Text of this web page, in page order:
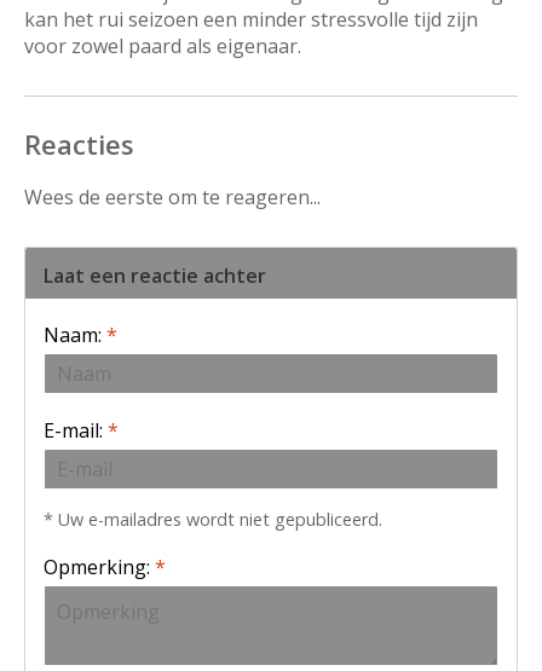
kan het rui seizoen een minder stressvolle tijd zijn
voor zowel paard als eigenaar.
Reacties
Wees de eerste om te reageren...
Laat een reactie achter
Naam: *
E-mail: *
* Uw e-mailadres wordt niet gepubliceerd.
Opmerking: *